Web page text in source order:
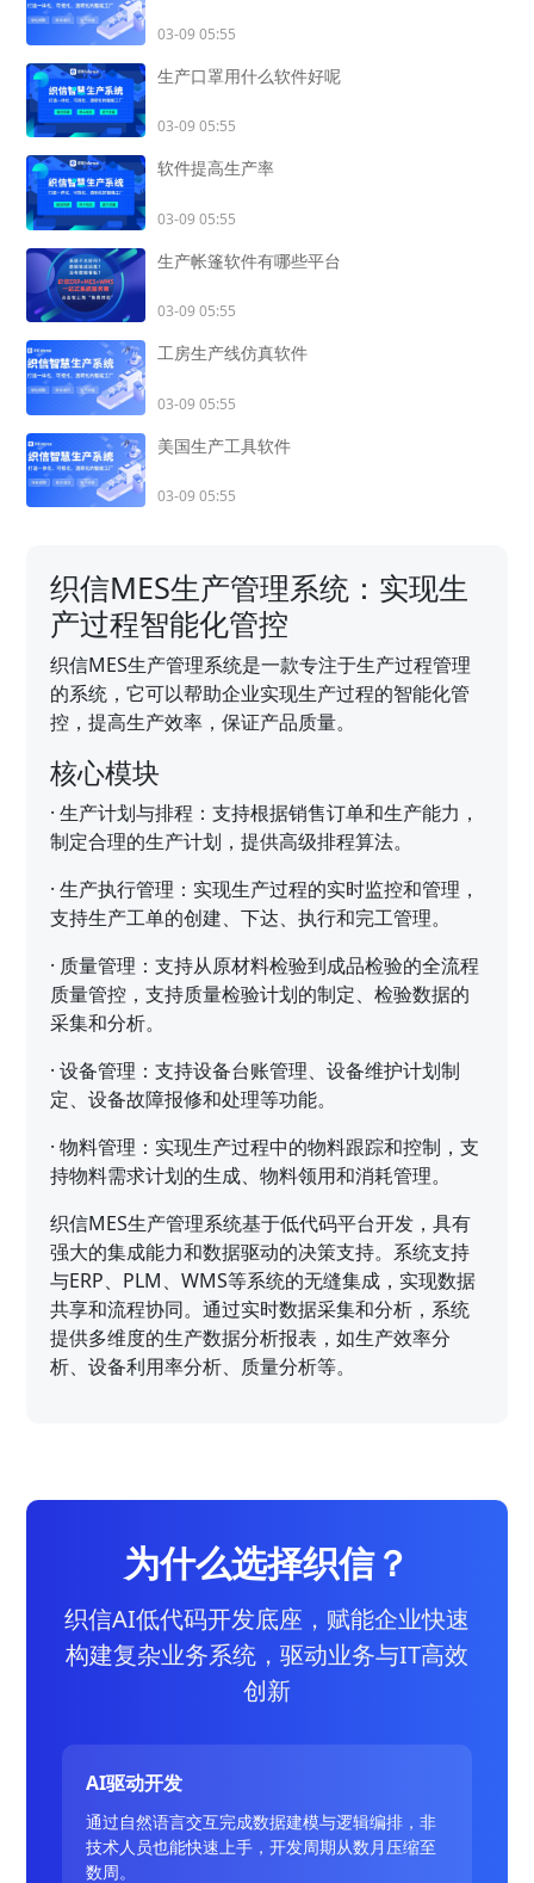
03-09 05:55
生产口罩用什么软件好呢
03-09 05:55
软件提高生产率
03-09 05:55
生产帐篷软件有哪些平台
03-09 05:55
工房生产线仿真软件
03-09 05:55
美国生产工具软件
03-09 05:55
织信MES生产管理系统：实现生
产过程智能化管控
织信MES生产管理系统是一款专注于生产过程管理
的系统，它可以帮助企业实现生产过程的智能化管
控，提高生产效率，保证产品质量。
核心模块
·生产计划与排程：支持根据销售订单和生产能力，
制定合理的生产计划，提供高级排程算法。
·生产执行管理：实现生产过程的实时监控和管理，
支持生产工单的创建、下达、执行和完工管理。
· 质量管理：支持从原材料检验到成品检验的全流程
质量管控，支持质量检验计划的制定、检验数据的
采集和分析。
·设备管理：支持设备台账管理、设备维护计划制
定、设备故障报修和处理等功能。
·物料管理：实现生产过程中的物料跟踪和控制，支
持物料需求计划的生成、物料领用和消耗管理。
织信MES生产管理系统基于低代码平台开发，具有
强大的集成能力和数据驱动的决策支持。系统支持
与ERP、PLM、WMS等系统的无缝集成，实现数据
共享和流程协同。通过实时数据采集和分析，系统
提供多维度的生产数据分析报表，如生产效率分
析、设备利用率分析、质量分析等。
为什么选择织信？
织信AI低代码开发底座，赋能企业快速
构建复杂业务系统，驱动业务与IT高效
创新
AI驱动开发
通过自然语言交互完成数据建模与逻辑编排，非
技术人员也能快速上手，开发周期从数月压缩至
数周。